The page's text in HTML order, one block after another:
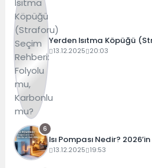
Yerden Isıtma Köpüğü
Folyolu mu, Karbonlu mu?
13.12.2025 20:03
6
Isı Pompası Nedir?
Teknolojisi
13.12.2025 19:53